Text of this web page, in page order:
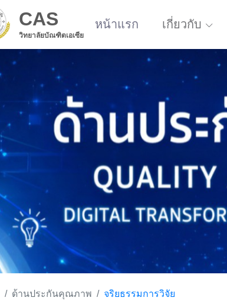
CAS
วิทยาลัยบัณฑิตเอเซีย
หน้าแรก เกี่ยวกับ
ด้านประกันคุณภาพ จริยธรรมการวิจัย